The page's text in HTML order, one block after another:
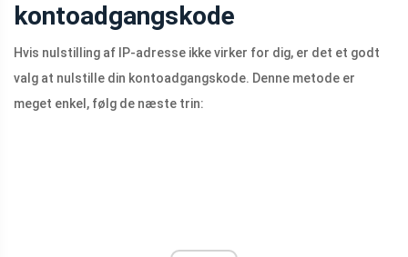
kontoadgangskode
Hvis nulstilling af IP-adresse ikke virker for dig, er det et godt
valg at nulstille din kontoadgangskode. Denne metode er
meget enkel, følg de næste trin: